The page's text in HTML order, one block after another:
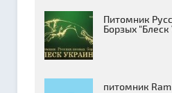
Питомник
Борзыx
питомник